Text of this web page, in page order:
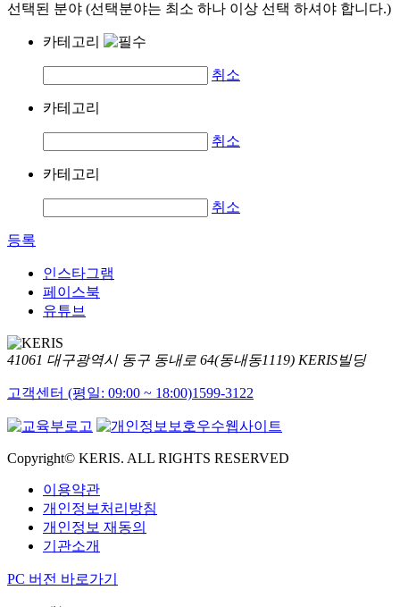
선택된 분야 (선택분야는 최소 하나 이상 선택 하셔야 합니다.)
카테고리
취소
카테고리
취소
카테고리
취소
등록
인스타그램
페이스북
유튜브
41061 대구광역시 동구 동내로 64(동내동1119) KERIS빌딩
고객센터 (평일: 09:00 ~ 18:00)1599-3122
Copyright© KERIS. ALL RIGHTS RESERVED
이용약관
개인정보처리방침
개인정보 재동의
기관소개
PC 버전 바로가기